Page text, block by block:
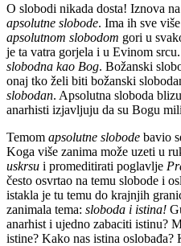
O slobodi nikada dosta! Iznova
apsolutne slobode. Ima ih sve
apsolutnom slobodom gori u
je ta vatra gorjela i u Evinom
slobodna kao Bog. Božanski
onaj tko želi biti božanski
slobodan. Apsolutna sloboda
anarhisti izjavljuju da su Bogu
Temom apsolutne slobode bavio
Koga više zanima može uzeti u
uskrsu i promeditirati poglavlje
često osvrtao na temu slobode i
istakla je tu temu do krajnjih
zanimala tema: sloboda i istina!
anarhist i ujedno zabaciti istinu?
istine? Kako nas istina oslobađa?